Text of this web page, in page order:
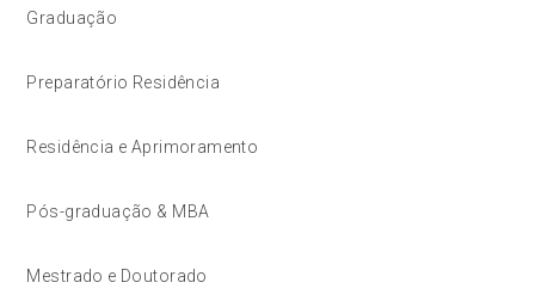
Graduação
Preparatório Residência
Residência e Aprimoramento
Pós-graduação & MBA
Mestrado e Doutorado